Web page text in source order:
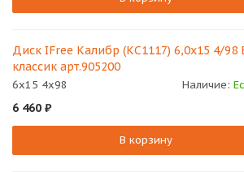
Диск IFree Калибр (КС1117) 6,0х15 4/98
классик арт.905200
6x15 4x98 Наличие:
6 460 ₽
В корзину